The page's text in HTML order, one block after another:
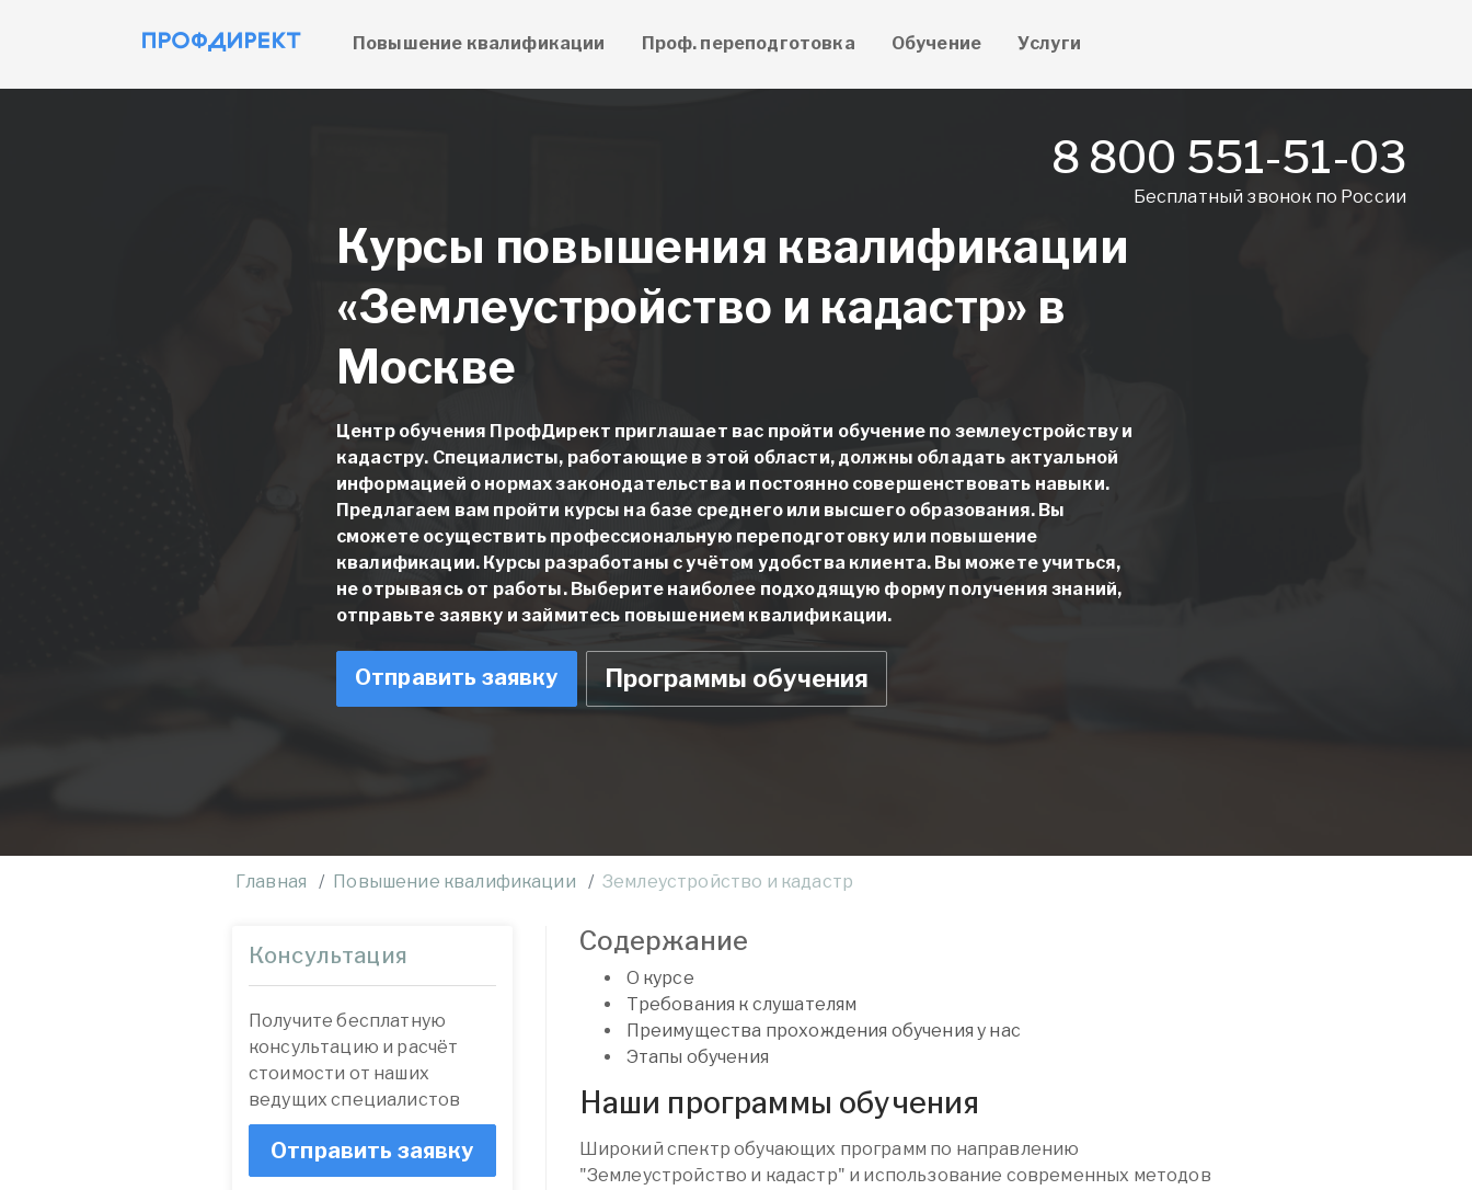
Повышение квалификации Проф. переподготовка Обучение Услуги
8 800 551-51-03
Бесплатный звонок по России
Курсы повышения квалификации
«Землеустройство и кадастр» в
Москве
Центр обучения ПрофДирект приглашает вас пройти обучение по землеустройству и
кадастру. Специалисты, работающие в этой области, должны обладать актуальной
информацией о нормах законодательства и постоянно совершенствовать навыки.
Предлагаем вам пройти курсы на базе среднего или высшего образования. Вы
сможете осуществить профессиональную переподготовку или повышение
квалификации. Курсы разработаны с учётом удобства клиента. Вы можете учиться,
не отрываясь от работы. Выберите наиболее подходящую форму получения знаний,
отправьте заявку и займитесь повышением квалификации.
Отправить заявку Программы обучения
Главная Повышение квалификации Землеустройство и кадастр
Консультация
Получите бесплатную
консультацию и расчёт
стоимости от наших
ведущих специалистов
Отправить заявку
Содержание
О курсе
Требования к слушателям
Преимущества прохождения обучения у нас
Этапы обучения
Наши программы обучения
Широкий спектр обучающих программ по направлению
"Землеустройство и кадастр" и использование современных методов